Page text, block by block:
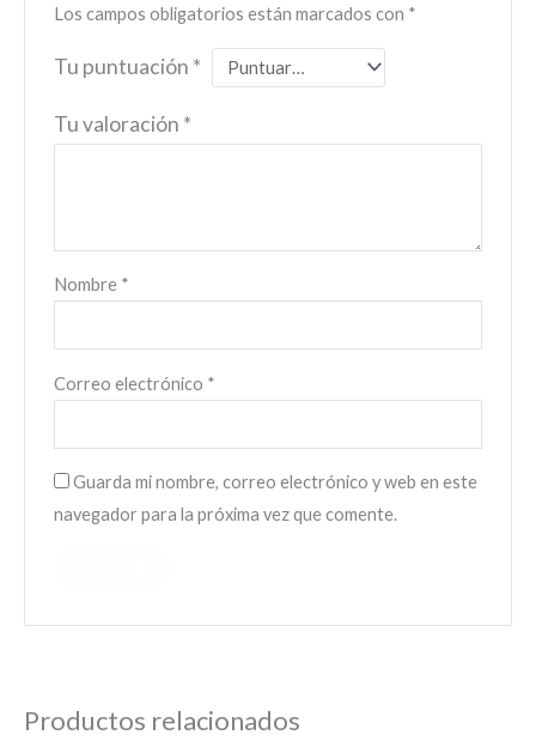
Los campos obligatorios están marcados con *
Tu puntuación *
Tu valoración *
Nombre *
Correo electrónico *
Guarda mi nombre, correo electrónico y web en este
navegador para la próxima vez que comente.
Productos relacionados